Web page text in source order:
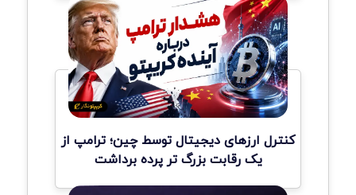
کنترل ارزهای دیجیتال توسط چین؛ ترامپ از
یک رقابت بزرگ تر پرده برداشت